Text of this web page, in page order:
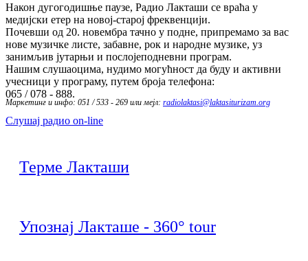
Након дугогодишње паузе, Радио Лакташи се враћа у
медијски етер на новој-старој фреквенцији.
Почевши од 20. новембра тачно у подне, припремамо за вас
нове музичке листе, забавне, рок и народне музике, уз
занимљив јутарњи и послојеподневни програм.
Нашим слушаоцима, нудимо могућност да буду и активни
учесници у програму, путем броја телефона:
065 / 078 - 888.
Маркетинг и инфо: 051 / 533 - 269 или мејл: radiolaktasi@laktasiturizam.org
Слушај радио on-line
Терме Лакташи
Упознај Лакташе - 360° tour